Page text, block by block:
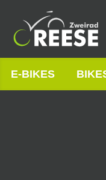
E-BIKES